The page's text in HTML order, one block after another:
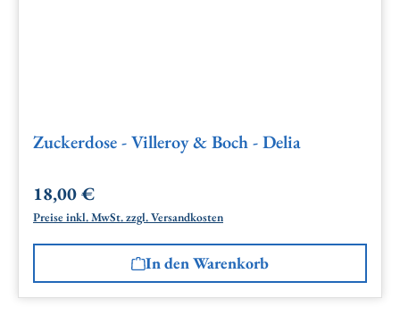
Zuckerdose - Villeroy & Boch - Delia
Regulärer Preis:
18,00 €
Preise inkl. MwSt. zzgl. Versandkosten
In den Warenkorb